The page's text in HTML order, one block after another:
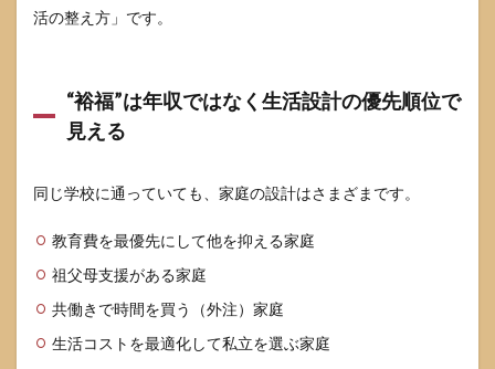
活の整え方」です。
“裕福”は年収ではなく生活設計の優先順位で
見える
同じ学校に通っていても、家庭の設計はさまざまです。
教育費を最優先にして他を抑える家庭
祖父母支援がある家庭
共働きで時間を買う（外注）家庭
生活コストを最適化して私立を選ぶ家庭